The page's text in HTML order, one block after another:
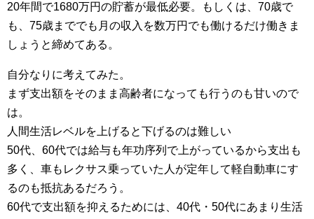
20年間で1680万円の貯蓄が最低必要。もしくは、70歳で
も、75歳まででも月の収入を数万円でも働けるだけ働きま
しょうと締めてある。
自分なりに考えてみた。
まず支出額をそのまま高齢者になっても行うのも甘いので
は。
人間生活レベルを上げると下げるのは難しい
50代、60代では給与も年功序列で上がっているから支出も
多く、車もレクサス乗っていた人が定年して軽自動車にす
るのも抵抗あるだろう。
60代で支出額を抑えるためには、40代・50代にあまり生活